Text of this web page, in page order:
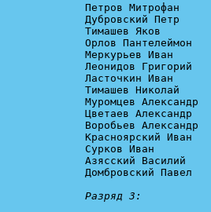
Петров Митрофан
Дубровский Петр
Тимашев Яков
Орлов Пантелеймон
Меркурьев Иван
Леонидов Григорий
Ласточкин Иван
Тимашев Николай
Муромцев Александр
Цветаев Александр
Воробьев Александр
Красноярский Иван
Сурков Иван
Азясский Василий
Домбровский Павел
Разряд 3: